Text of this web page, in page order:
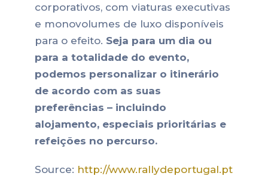
corporativos, com viaturas executivas
e monovolumes de luxo disponíveis
para o efeito. Seja para um dia ou
para a totalidade do evento,
podemos personalizar o itinerário
de acordo com as suas
preferências – incluindo
alojamento, especiais prioritárias e
refeições no percurso.
Source: http://www.rallydeportugal.pt